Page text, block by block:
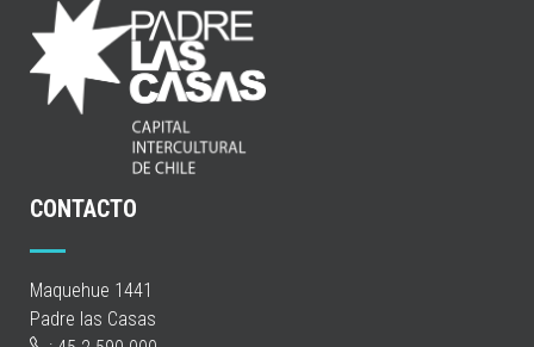
CONTACTO
Maquehue 1441
Padre las Casas